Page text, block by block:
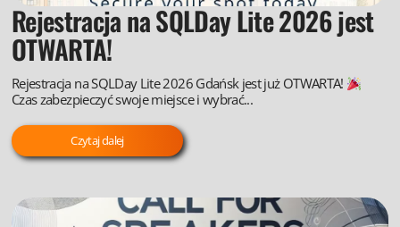
Rejestracja na SQLDay Lite 2026 jest
OTWARTA!
Rejestracja na SQLDay Lite 2026 Gdańsk jest już OTWARTA!
Czas zabezpieczyć swoje miejsce i wybrać...
Czytaj dalej